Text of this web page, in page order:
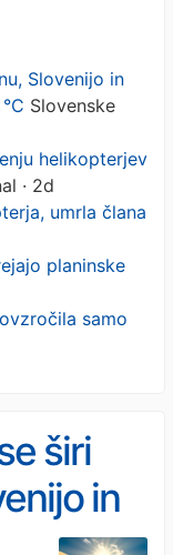
Slovenijo in
Slovenske
helikopterjev
· 2d
umrla člana
planinske
samo
širi
in